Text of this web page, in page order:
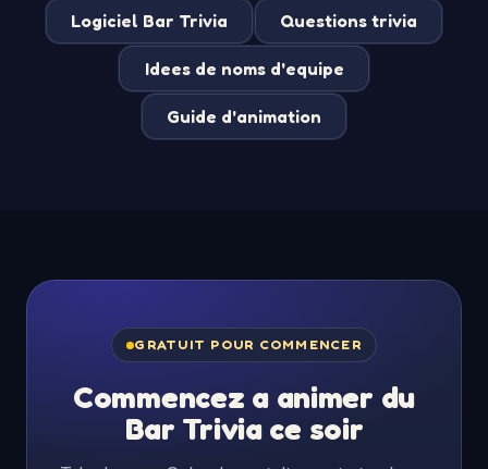
Logiciel Bar Trivia Questions trivia
Idees de noms d'equipe
Guide d'animation
GRATUIT POUR COMMENCER
Commencez a animer du
Bar Trivia ce soir